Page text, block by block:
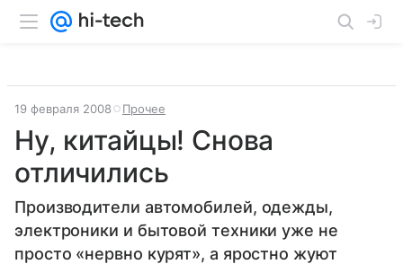
19 февраля 2008 Прочее
Ну, китайцы! Снова
отличились
Производители автомобилей, одежды,
электроники и бытовой техники уже не
просто «нервно курят», а яростно жуют